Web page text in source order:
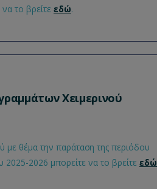
το βρείτε εδώ.
Χειμερινού
με θέμα την παράταση της περιόδου
2025-2026 μπορείτε να το βρείτε εδώ